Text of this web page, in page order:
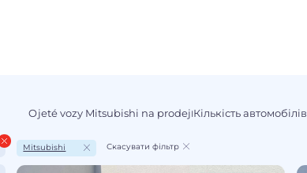
Ojeté vozy Mitsubishi na prodejIКількість автомобілів
Mitsubishi Скасувати фільтр